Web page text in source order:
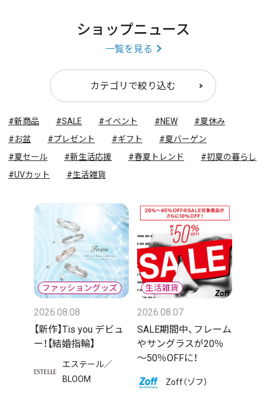
ショップニュース
一覧を見る
カテゴリで絞り込む
#新商品 #SALE #イベント #NEW
#夏休み
#お盆
#プレゼント #ギフト
#夏バーゲン
#夏セール
#新生活応援 #春夏トレンド
#初夏の暮らし
#UVカット
#生活雑貨
2026.08.08
【新作】Tis you デビュ
ー！【結婚指輪】
エステール／
BLOOM
2026.08.07
SALE期間中、フレーム
やサングラスが20％
～50％OFFに！
Zoff（ゾフ）